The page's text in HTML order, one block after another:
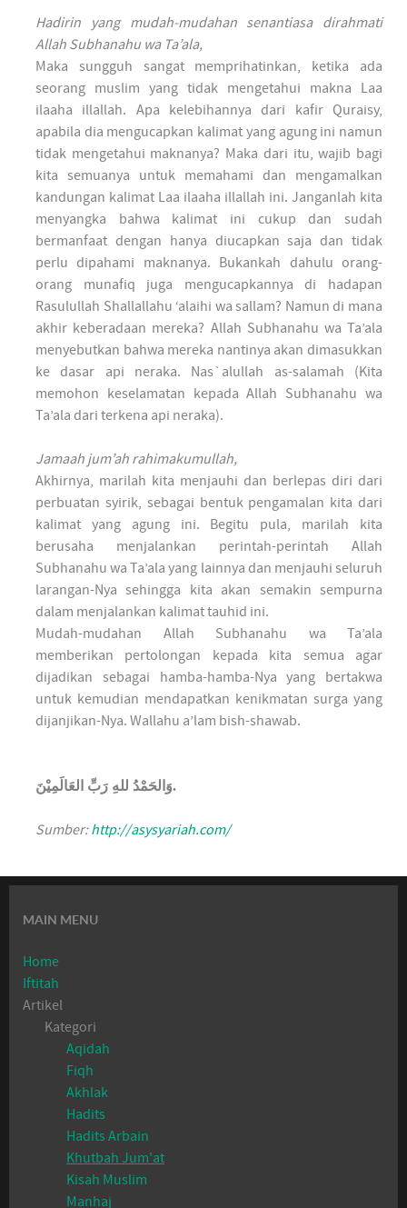
Hadirin yang mudah-mudahan senantiasa dirahmati
Allah Subhanahu wa Ta’ala,
Maka sungguh sangat memprihatinkan, ketika ada
seorang muslim yang tidak mengetahui makna Laa
ilaaha illallah. Apa kelebihannya dari kafir Quraisy,
apabila dia mengucapkan kalimat yang agung ini namun
tidak mengetahui maknanya? Maka dari itu, wajib bagi
kita semuanya untuk memahami dan mengamalkan
kandungan kalimat Laa ilaaha illallah ini. Janganlah kita
menyangka bahwa kalimat ini cukup dan sudah
bermanfaat dengan hanya diucapkan saja dan tidak
perlu dipahami maknanya. Bukankah dahulu orang-
orang munafiq juga mengucapkannya di hadapan
Rasulullah Shallallahu ‘alaihi wa sallam? Namun di mana
akhir keberadaan mereka? Allah Subhanahu wa Ta’ala
menyebutkan bahwa mereka nantinya akan dimasukkan
ke dasar api neraka. Nas`alullah as-salamah (Kita
memohon keselamatan kepada Allah Subhanahu wa
Ta’ala dari terkena api neraka).
Jamaah jum’ah rahimakumullah,
Akhirnya, marilah kita menjauhi dan berlepas diri dari
perbuatan syirik, sebagai bentuk pengamalan kita dari
kalimat yang agung ini. Begitu pula, marilah kita
berusaha menjalankan perintah-perintah Allah
Subhanahu wa Ta’ala yang lainnya dan menjauhi seluruh
larangan-Nya sehingga kita akan semakin sempurna
dalam menjalankan kalimat tauhid ini.
Mudah-mudahan Allah Subhanahu wa Ta’ala
memberikan pertolongan kepada kita semua agar
dijadikan sebagai hamba-hamba-Nya yang bertakwa
untuk kemudian mendapatkan kenikmatan surga yang
dijanjikan-Nya. Wallahu a’lam bish-shawab.
وَالحَمْدُ للهِ رَبِّ العَالَمِيْنَ.
Sumber:http://asysyariah.com/
MAIN MENU
Home
Iftitah
Artikel
Kategori
Aqidah
Fiqh
Akhlak
Hadits
Hadits Arbain
Khutbah Jum'at
Kisah Muslim
Manhaj